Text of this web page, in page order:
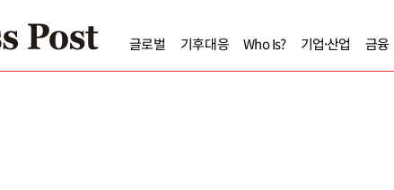
글로벌 기후대응 Who Is? 기업·산업 금융